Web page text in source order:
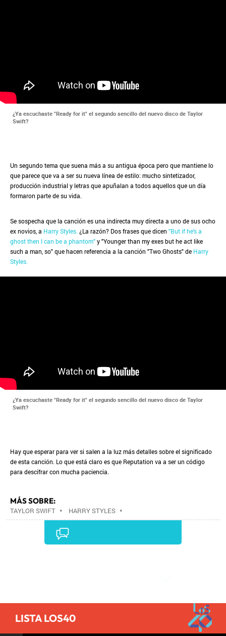
¿Ya escuchaste "Ready for it" el segundo sencillo del nuevo disco de Taylor
Swift?
Un segundo tema que suena más a su antigua época pero que mantiene lo
que parece que va a ser su nueva línea de estilo: mucho sintetizador,
producción industrial y letras que apuñalan a todos aquellos que un día
formaron parte de su vida.
Se sospecha que la canción es una indirecta muy directa a uno de sus ocho
ex novios, a Harry Styles. ¿La razón? Dos frases que dicen "But if he's a
ghost then I can be a phantom"y "Younger than my exes but he act like
such a man, so" que hacen referencia a la canción "Two Ghosts" de Harry
Styles.
¿Ya escuchaste "Ready for it" el segundo sencillo del nuevo disco de Taylor
Swift?
Hay que esperar para ver si salen a la luz más detalles sobre el significado
de esta canción. Lo que está claro es que Reputation va a ser un código
para descifrar con mucha paciencia.
MÁS SOBRE:
TAYLOR SWIFT • HARRY STYLES •
LISTA LOS40